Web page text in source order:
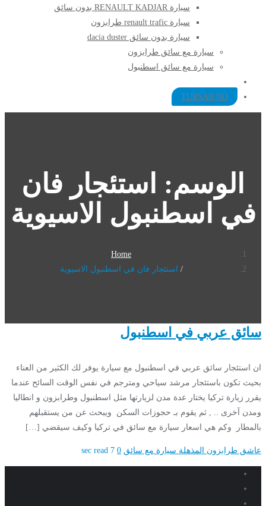
سيارة RENAULT KADJAR بدون سائق
سيارة renault trafic طرابزون
سيارة بدون سائق dacia duster
سيارة مع سائق طرابزون​
سيارة مع سائق اسطنبول
TURSAB NO
الوسم: استئجار فان
في اسطنبول الاسيوية
Home
استئجار فان في اسطنبول الاسيوية
سائق عربي في اسطنبول
ان استئجار سائق عربي في اسطنبول مع سيارة يوفر لك الكثير من العناء
بحيث تكون باستئجار مرشد سياحي ومترجم في نفس الوقت السائح عندما
يقرر زيارة تركيا يختار عدة مدن لزيارتها مثل اسطنبول وطرابزون و انطاليا
ومدن آخرى .. , ثم يقوم بـ حجوزات السكن ويبحث عن من يستقبلهم
بالمطار وكم هي اسعار سيارة مع سائق في تركيا وكيف سيقضي […]
عاشق طرابزون المذهلة سيارة مع سائق 0
7 sec read